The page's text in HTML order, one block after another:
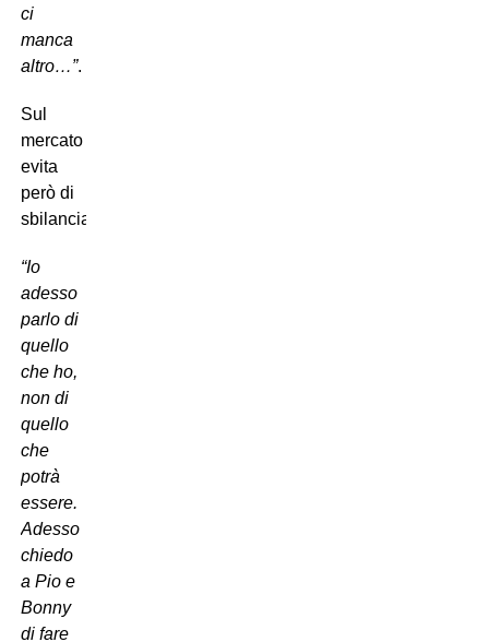
ci
manca
altro…”.
Sul
mercato
evita
però di
sbilanciarsi:
“Io
adesso
parlo di
quello
che ho,
non di
quello
che
potrà
essere.
Adesso
chiedo
a Pio e
Bonny
di fare